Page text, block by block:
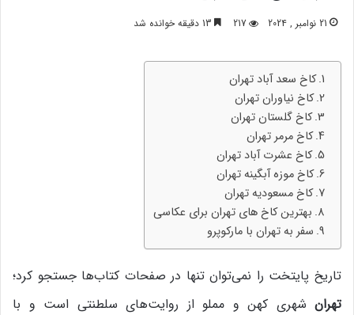
21 نوامبر , 2024 217
کاخ سعد آباد تهران
کاخ نیاوران تهران
کاخ گلستان تهران
کاخ مرمر تهران
کاخ عشرت‌ آباد تهران
کاخ موزه آبگینه تهران
کاخ مسعودیه تهران
بهترین کاخ های تهران برای عکاسی
سفر به تهران با مارکوپرو
تاریخ پایتخت را نمی‌توان تنها در صفحات کتاب‌ها جستجو کرد؛
تهران شهری کهن و مملو از روایت‌های سلطنتی است و با